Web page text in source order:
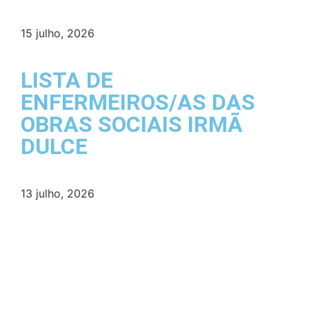
15 julho, 2026
LISTA DE
ENFERMEIROS/AS DAS
OBRAS SOCIAIS IRMÃ
DULCE
13 julho, 2026